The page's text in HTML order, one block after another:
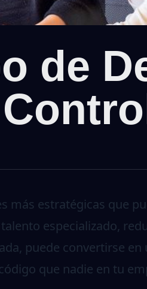
de
más estratégicas que
especializado,
puede convertirse en
que nadie en tu